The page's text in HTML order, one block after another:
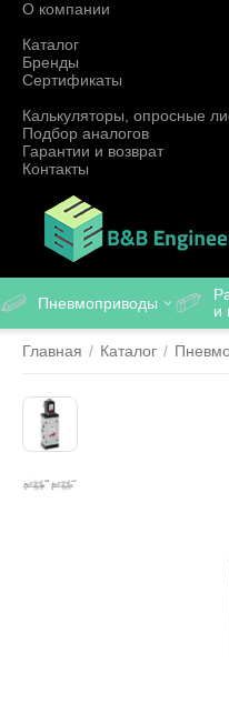
О компании
Каталог
Бренды
Сертификаты
Калькуляторы, опросные
Подбор аналогов
Гарантии и возврат
Контакты
Пневмоприводы
и
Главная / Каталог /